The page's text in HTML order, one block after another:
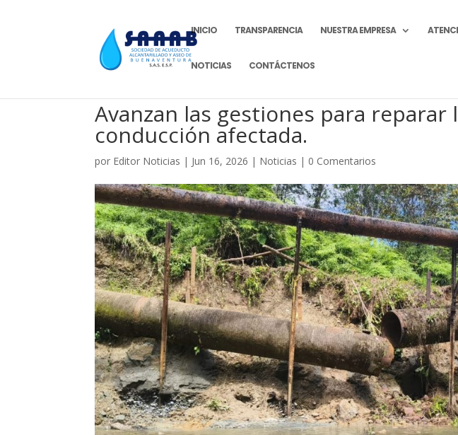
INICIO TRANSPARENCIA NUESTRA EMPRESA
NOTICIAS CONTÁCTENOS
Avanzan las gestiones para reparar
conducción afectada.
por Editor Noticias | Jun 16, 2026 | Noticias | 0 Comentarios